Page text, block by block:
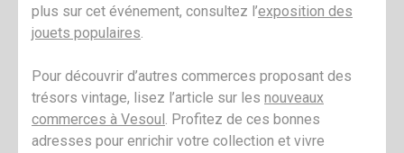
plus sur cet événement, consultez l’exposition des
jouets populaires.
Pour découvrir d’autres commerces proposant des
trésors vintage, lisez l’article sur les nouveaux
commerces à Vesoul . Profitez de ces bonnes
adresses pour enrichir votre collection et vivre